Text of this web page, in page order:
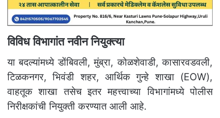
विविध विभागांत नवीन नियुक्त्या
या बदल्यांमध्ये डोंबिवली, मुंब्रा, कोळशेवाडी, कासारवडवली,
टिळकनगर, भिवंडी शहर, आर्थिक गुन्हे शाखा (EOW),
वाहतूक शाखा तसेच इतर महत्त्वाच्या विभागांमध्ये पोलीस
निरीक्षकांची नियुक्ती करण्यात आली आहे.